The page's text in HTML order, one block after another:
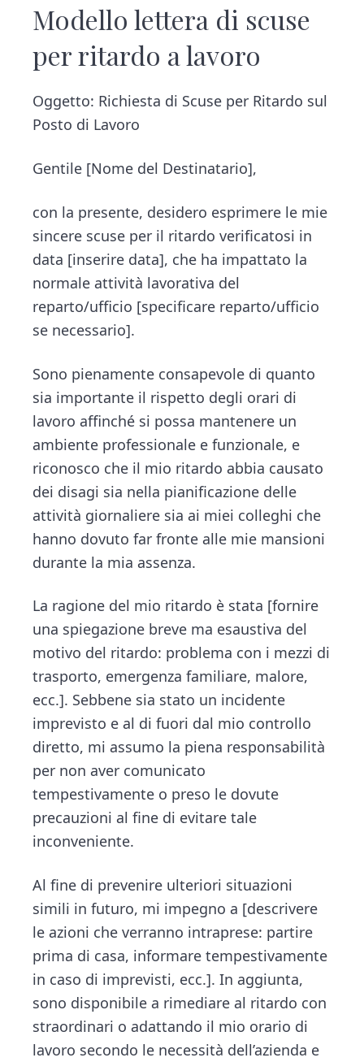
Modello lettera di scuse
per ritardo a lavoro
Oggetto: Richiesta di Scuse per Ritardo sul
Posto di Lavoro
Gentile [Nome del Destinatario],
con la presente, desidero esprimere le mie
sincere scuse per il ritardo verificatosi in
data [inserire data], che ha impattato la
normale attività lavorativa del
reparto/ufficio [specificare reparto/ufficio
se necessario].
Sono pienamente consapevole di quanto
sia importante il rispetto degli orari di
lavoro affinché si possa mantenere un
ambiente professionale e funzionale, e
riconosco che il mio ritardo abbia causato
dei disagi sia nella pianificazione delle
attività giornaliere sia ai miei colleghi che
hanno dovuto far fronte alle mie mansioni
durante la mia assenza.
La ragione del mio ritardo è stata [fornire
una spiegazione breve ma esaustiva del
motivo del ritardo: problema con i mezzi di
trasporto, emergenza familiare, malore,
ecc.]. Sebbene sia stato un incidente
imprevisto e al di fuori dal mio controllo
diretto, mi assumo la piena responsabilità
per non aver comunicato
tempestivamente o preso le dovute
precauzioni al fine di evitare tale
inconveniente.
Al fine di prevenire ulteriori situazioni
simili in futuro, mi impegno a [descrivere
le azioni che verranno intraprese: partire
prima di casa, informare tempestivamente
in caso di imprevisti, ecc.]. In aggiunta,
sono disponibile a rimediare al ritardo con
straordinari o adattando il mio orario di
lavoro secondo le necessità dell’azienda e